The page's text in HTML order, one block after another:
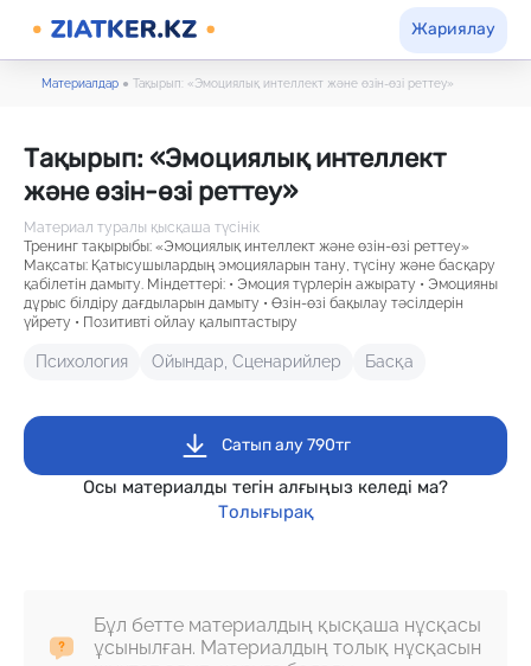
Жариялау
Материалдар ● Тақырып: «Эмоциялық интеллект және өзін-өзі реттеу»
Тақырып: «Эмоциялық интеллект
және өзін-өзі реттеу»
Материал туралы қысқаша түсінік
Тренинг тақырыбы: «Эмоциялық интеллект және өзін-өзі реттеу»
Мақсаты: Қатысушылардың эмоцияларын тану, түсіну және басқару
қабілетін дамыту. Міндеттері: • Эмоция түрлерін ажырату • Эмоцияны
дұрыс білдіру дағдыларын дамыту • Өзін-өзі бақылау тәсілдерін
үйрету • Позитивті ойлау қалыптастыру
Психология Ойындар, Сценарийлер Басқа
Сатып алу 790тг
Осы материалды тегін алғыңыз келеді ма?
Толығырақ
Бұл бетте материалдың қысқаша нұсқасы
ұсынылған. Материалдың толық нұсқасын